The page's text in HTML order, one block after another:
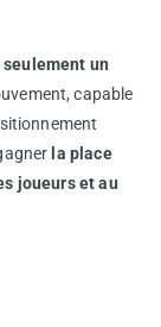
seulement un
capable
la place
joueurs et au